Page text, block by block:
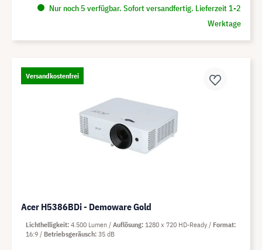
Nur noch 5 verfügbar. Sofort versandfertig. Lieferzeit 1-2
Werktage
Versandkostenfrei
Acer H5386BDi - Demoware Gold
Lichthelligkeit 4.500 Lumen Auflösung 1280 x 720 HD-Ready
Format
16:9
Betriebsgeräusch 35 dB